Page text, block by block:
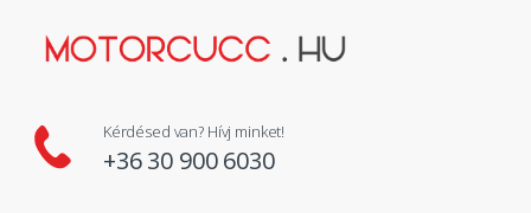
Kérdésed van? Hívj minket!
+36 30 900 6030